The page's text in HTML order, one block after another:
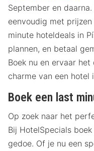
September en
eenvoudig met
minute hoteldeals in
plannen, en betaal
Boek nu en ervaar
charme van een hotel
Boek een last
Op zoek naar het
Bij HotelSpecials
gedoe. Of je nu een